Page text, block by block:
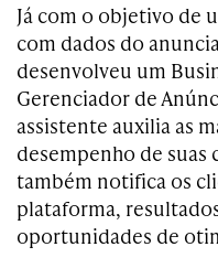
Já com o objetivo de
com dados do
desenvolveu um
Gerenciador de
assistente auxilia as
desempenho de suas
também notifica os
plataforma,
oportunidades de